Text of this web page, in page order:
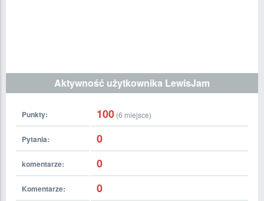
Aktywność użytkownika LewisJam
Punkty: 100 (6 miejsce)
Pytania: 0
komentarze: 0
Komentarze: 0